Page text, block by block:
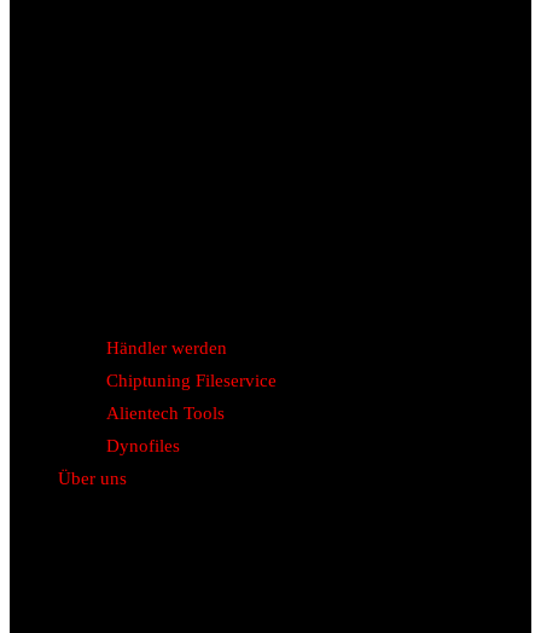
Händler werden
Chiptuning Fileservice
Alientech Tools
Dynofiles
Über uns